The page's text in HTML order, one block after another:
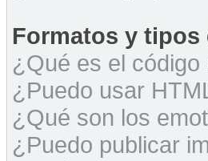
Formatos y tipos
¿Qué es el código
¿Puedo usar
¿Qué son los
¿Puedo publicar